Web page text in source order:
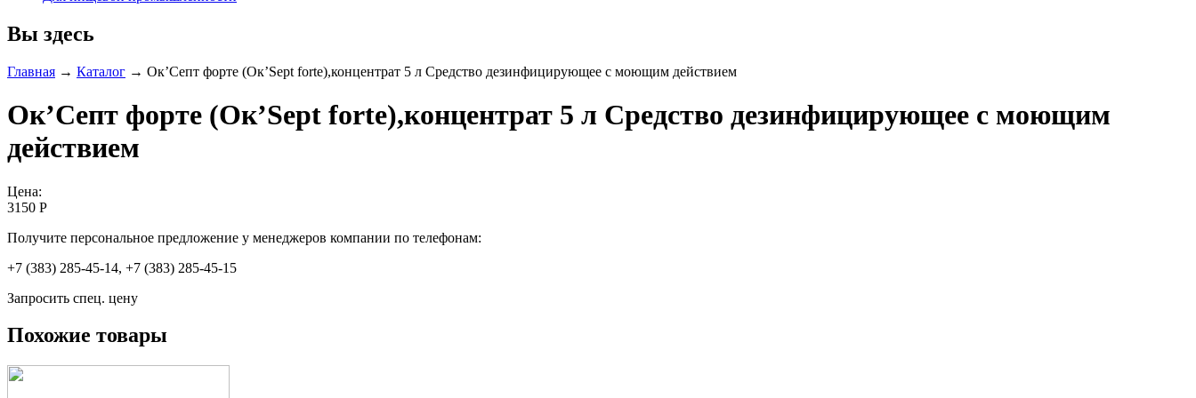
Вы здесь
Главная → Каталог → Ок’Септ форте (Ок’Sept forte),концентрат 5 л Средство дезинфицирующее с моющим действием
Ок’Септ форте (Ок’Sept forte),концентрат 5 л Средство дезинфицирующее с моющим
действием
Цена:
3150 Р
Получите персональное предложение у менеджеров компании по телефонам:
+7 (383) 285-45-14, +7 (383) 285-45-15
Запросить спец. цену
Похожие товары